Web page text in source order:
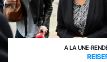
A LA UNE›